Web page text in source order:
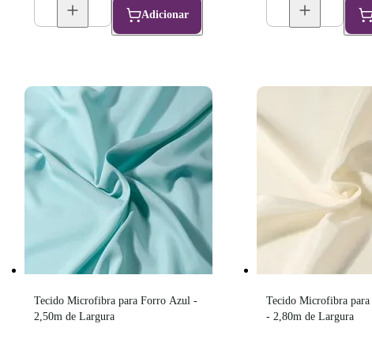
Adicionar
Tecido Microfibra para Forro Azul -
2,50m de Largura
Tecido Microfibra
- 2,80m de Largura